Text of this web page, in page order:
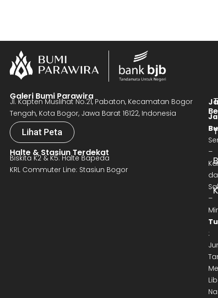
Galeri Bumi Parawira
Jl. Kapten Muslihat No.21, Pabaton, Kecamatan Bogor
Tengah, Kota Bogor, Jawa Barat 16122, Indonesia
Lihat Peta
Halte & Stasiun Terdekat
Biskita K2 & K5: Halte Bapeda
KRL Commuter Line: Stasiun Bogor
–
–
: